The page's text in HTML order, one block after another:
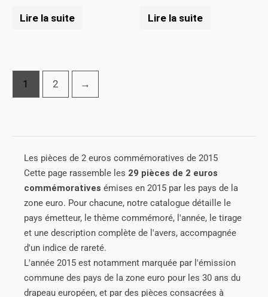
Lire la suite Lire la suite
1 2 →
Les pièces de 2 euros commémoratives de 2015
Cette page rassemble les 29 pièces de 2 euros
commémoratives émises en 2015 par les pays de la
zone euro. Pour chacune, notre catalogue détaille le
pays émetteur, le thème commémoré, l'année, le tirage
et une description complète de l'avers, accompagnée
d'un indice de rareté.
L'année 2015 est notamment marquée par l'émission
commune des pays de la zone euro pour les 30 ans du
drapeau européen, et par des pièces consacrées à